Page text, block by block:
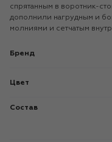
спрятанным в воротник-
дополнили нагрудным и
молниями и сетчатым
Бренд
Цвет
Состав